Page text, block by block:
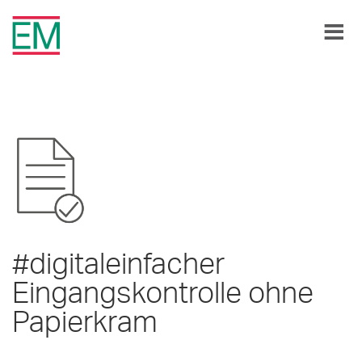
#digitaleinfacher
Eingangskontrolle ohne
Papierkram